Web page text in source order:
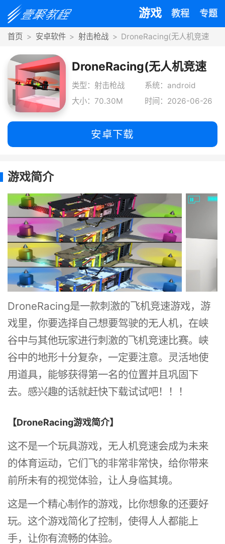
游戏 教程 专题
首页 安卓软件 射击枪战 DroneRacing(无人机竞速
DroneRacing(无人机竞速
类型：射击枪战
系统：android
大小：70.30M
时间：2026-06-26
安卓下载
游戏简介
DroneRacing是一款刺激的飞机竞速游戏，游
戏里，你要选择自己想要驾驶的无人机，在峡
谷中与其他玩家进行刺激的飞机竞速比赛。峡
谷中的地形十分复杂，一定要注意。灵活地使
用道具，能够获得第一名的位置并且巩固下
去。感兴趣的话就赶快下载试试吧！！！
【DroneRacing游戏简介】
这不是一个玩具游戏，无人机竞速会成为未来
的体育运动，它们飞的非常非常快，给你带来
前所未有的视觉体验，让人身临其境。
这是一个精心制作的游戏，比你想象的还要好
玩。这个游戏简化了控制，使得人人都能上
手，让你有流畅的体验。